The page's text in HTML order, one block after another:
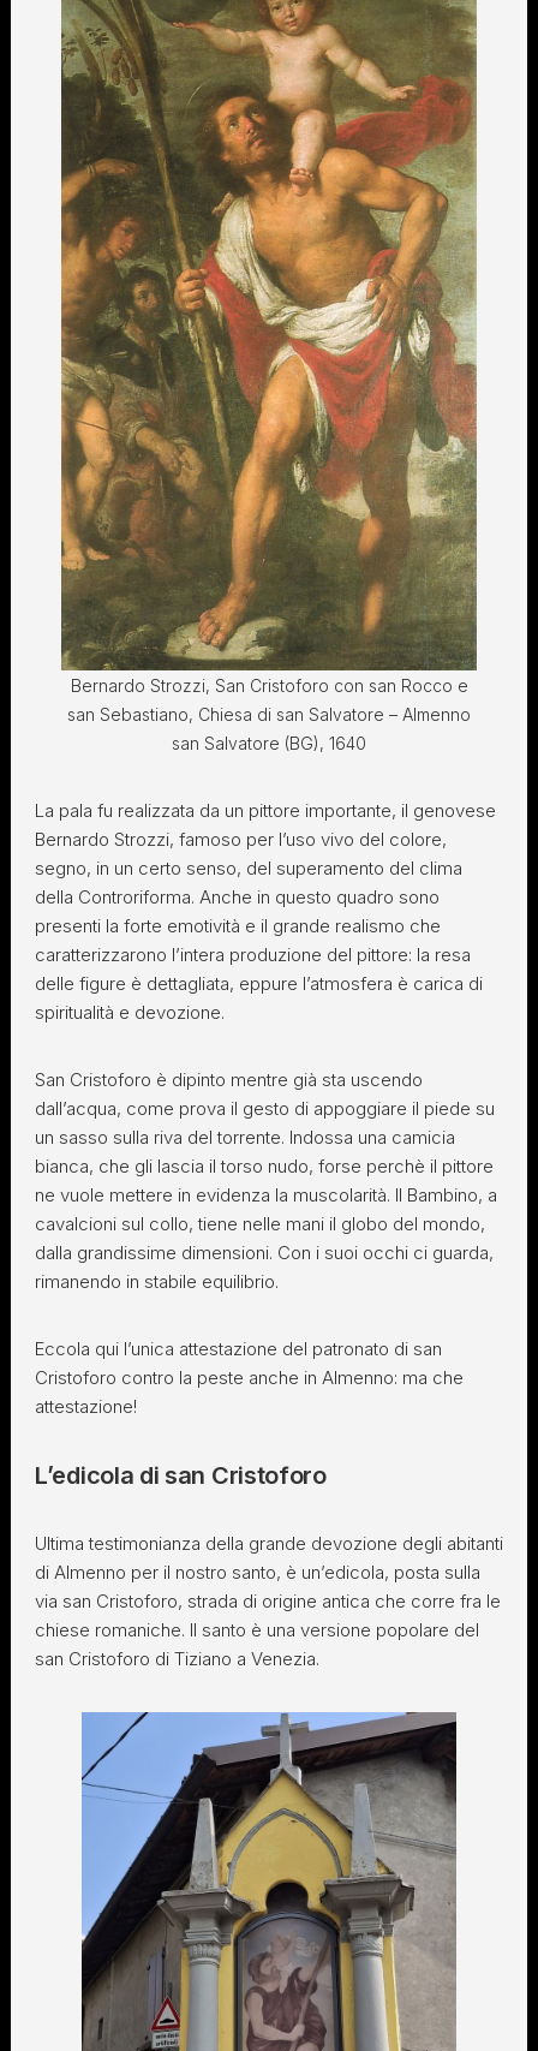
Bernardo Strozzi, San Cristoforo con san Rocco e
san Sebastiano, Chiesa di san Salvatore – Almenno
san Salvatore (BG), 1640
La pala fu realizzata da un pittore importante, il genovese
Bernardo Strozzi, famoso per l’uso vivo del colore,
segno, in un certo senso, del superamento del clima
della Controriforma. Anche in questo quadro sono
presenti la forte emotività e il grande realismo che
caratterizzarono l’intera produzione del pittore: la resa
delle figure è dettagliata, eppure l’atmosfera è carica di
spiritualità e devozione.
San Cristoforo è dipinto mentre già sta uscendo
dall’acqua, come prova il gesto di appoggiare il piede su
un sasso sulla riva del torrente. Indossa una camicia
bianca, che gli lascia il torso nudo, forse perchè il pittore
ne vuole mettere in evidenza la muscolarità. Il Bambino, a
cavalcioni sul collo, tiene nelle mani il globo del mondo,
dalla grandissime dimensioni. Con i suoi occhi ci guarda,
rimanendo in stabile equilibrio.
Eccola qui l’unica attestazione del patronato di san
Cristoforo contro la peste anche in Almenno: ma che
attestazione!
L’edicola di san Cristoforo
Ultima testimonianza della grande devozione degli abitanti
di Almenno per il nostro santo, è un’edicola, posta sulla
via san Cristoforo, strada di origine antica che corre fra le
chiese romaniche. Il santo è una versione popolare del
san Cristoforo di Tiziano a Venezia.